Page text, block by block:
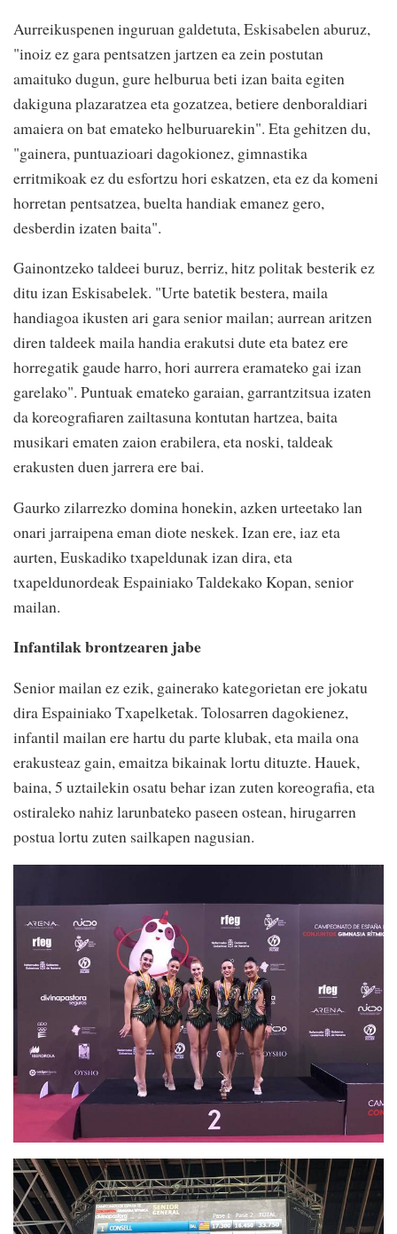
Aurreikuspenen inguruan galdetuta, Eskisabelen aburuz,
"inoiz ez gara pentsatzen jartzen ea zein postutan
amaituko dugun, gure helburua beti izan baita egiten
dakiguna plazaratzea eta gozatzea, betiere denboraldiari
amaiera on bat emateko helburuarekin". Eta gehitzen du,
"gainera, puntuazioari dagokionez, gimnastika
erritmikoak ez du esfortzu hori eskatzen, eta ez da komeni
horretan pentsatzea, buelta handiak emanez gero,
desberdin izaten baita".
Gainontzeko taldeei buruz, berriz, hitz politak besterik ez
ditu izan Eskisabelek. "Urte batetik bestera, maila
handiagoa ikusten ari gara senior mailan; aurrean aritzen
diren taldeek maila handia erakutsi dute eta batez ere
horregatik gaude harro, hori aurrera eramateko gai izan
garelako". Puntuak emateko garaian, garrantzitsua izaten
da koreografiaren zailtasuna kontutan hartzea, baita
musikari ematen zaion erabilera, eta noski, taldeak
erakusten duen jarrera ere bai.
Gaurko zilarrezko domina honekin, azken urteetako lan
onari jarraipena eman diote neskek. Izan ere, iaz eta
aurten, Euskadiko txapeldunak izan dira, eta
txapeldunordeak Espainiako Taldekako Kopan, senior
mailan.
Infantilak brontzearen jabe
Senior mailan ez ezik, gainerako kategorietan ere jokatu
dira Espainiako Txapelketak. Tolosarren dagokienez,
infantil mailan ere hartu du parte klubak, eta maila ona
erakusteaz gain, emaitza bikainak lortu dituzte. Hauek,
baina, 5 uztailekin osatu behar izan zuten koreografia, eta
ostiraleko nahiz larunbateko paseen ostean, hirugarren
postua lortu zuten sailkapen nagusian.